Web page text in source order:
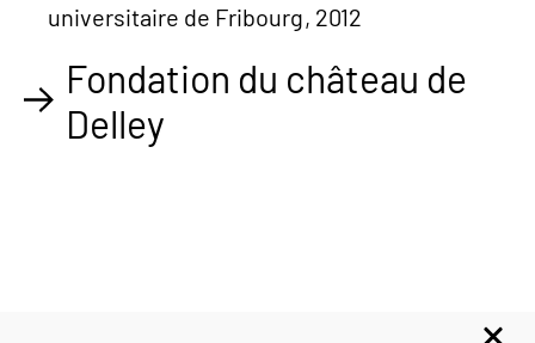
universitaire de Fribourg, 2012
Fondation du château de
Delley